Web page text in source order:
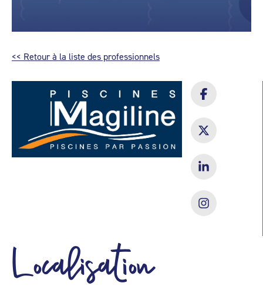
<< Retour à la liste des professionnels
Localisation